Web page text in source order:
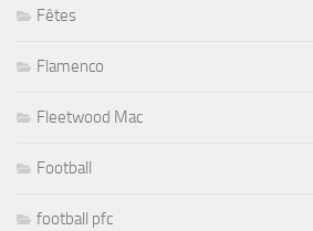
Fêtes
Flamenco
Fleetwood Mac
Football
football pfc